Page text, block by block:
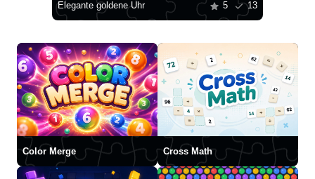
Elegante goldene Uhr 5 13
Color Merge Cross Math